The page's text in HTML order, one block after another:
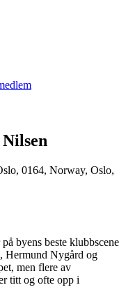
0164, Norway, Oslo,
byens beste klubbscene
Hermund Nygård og
men flere av
titt og ofte opp i